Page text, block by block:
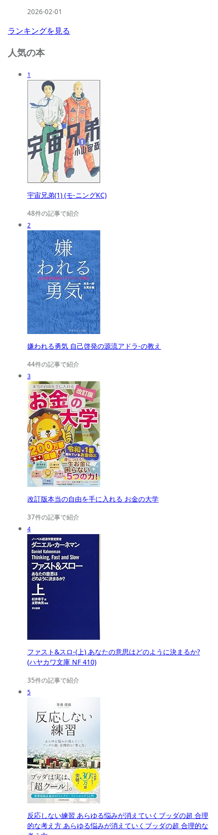
2026-02-01
ランキングを見る
人気の本
1
宇宙兄弟(1) (モ-ニングKC)
48件の記事で紹介
2
嫌われる勇気 自己啓発の源流アドラ-の教え
44件の記事で紹介
3
改訂版本当の自由を手に入れる お金の大学
37件の記事で紹介
4
ファスト&スロ-(上) あなたの意思はどのように決まるか?
(ハヤカワ文庫 NF 410)
35件の記事で紹介
5
反応しない練習 あらゆる悩みが消えていくブッダの超 合理
的な考え方 あらゆる悩みが消えていくブッダの超 合理的な